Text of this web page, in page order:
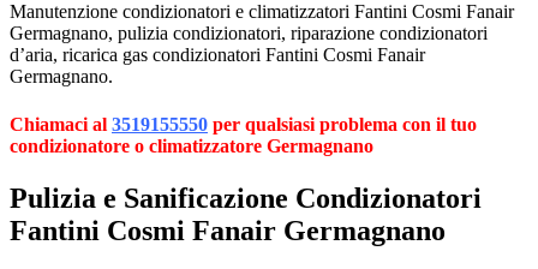
Manutenzione condizionatori e climatizzatori Fantini Cosmi Fanair
Germagnano, pulizia condizionatori, riparazione condizionatori
d’aria, ricarica gas condizionatori Fantini Cosmi Fanair
Germagnano.
Chiamaci al 3519155550 per qualsiasi problema con il tuo
condizionatore o climatizzatore Germagnano
Pulizia e Sanificazione Condizionatori
Fantini Cosmi Fanair Germagnano